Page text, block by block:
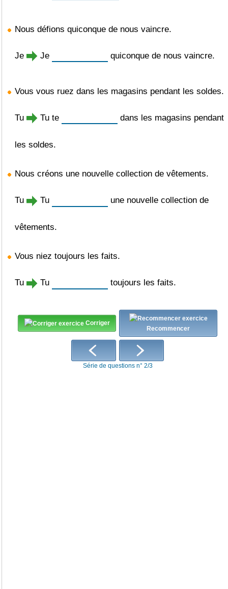
Nous défions quiconque de nous vaincre.
Je Je quiconque de nous vaincre.
Vous vous ruez dans les magasins pendant les soldes.
Tu Tu te dans les magasins pendant
les soldes.
Nous créons une nouvelle collection de vêtements.
Tu Tu une nouvelle collection de
vêtements.
Vous niez toujours les faits.
Tu Tu toujours les faits.
Corriger
Recommencer
Série de questions n° 2/3